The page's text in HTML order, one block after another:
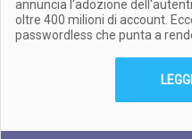
annuncia l'adozione
oltre 400 milioni di account.
passwordless che punta a